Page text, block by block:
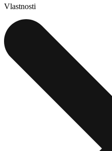
Vlastnosti